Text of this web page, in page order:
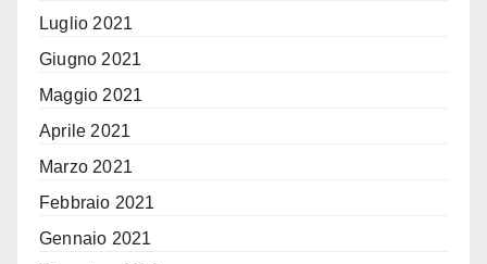
Luglio 2021
Giugno 2021
Maggio 2021
Aprile 2021
Marzo 2021
Febbraio 2021
Gennaio 2021